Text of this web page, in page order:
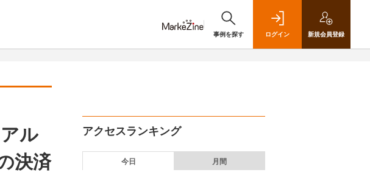
事例を探す ログイン 新規会員登録
ル
決済
アクセスランキング
今日 月間